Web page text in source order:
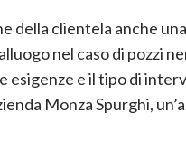
della clientela anche
nel caso di pozzi
e il tipo di
Monza Spurghi,